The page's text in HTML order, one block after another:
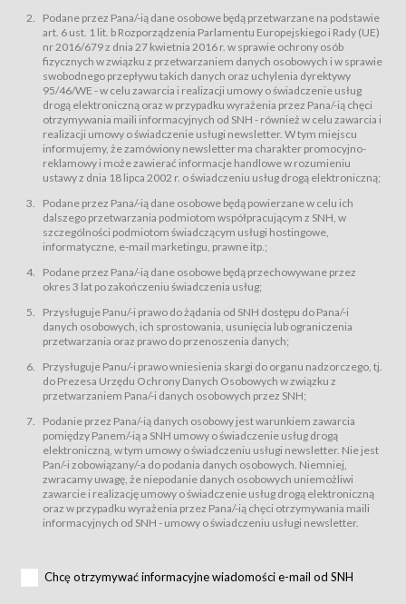
Sklep – sklep internetowy prowadzony przez Usługodawcę w Serwisie;
Regulamin – niniejszy regulamin.
§ 2
Postanowienia ogólne
Regulamin określa zasady:
świadczenia Usługobiorcom Usług przez Usługodawcę, z
zastrzeżeniem usług, o których mowa w ust. 2 pkt. 4 i 5 poniżej, których
zasady świadczenia precyzują odrębne regulaminy,
przetwarzania przez Usługodawcę danych osobowych Usługobiorców
będących osobami fizycznymi.
świadczy Usługi drogą elektroniczną w rozumieniu ustawy z dnia 18 lipca
2002 r. o świadczeniu usług drogą elektroniczną (Dz.U. z 2002 r., Nr 144, poz.
1204, z późń. zm.). Usługi świadczone są nieodpłatnie.
usługę przeglądania i odczytywania przez Usługobiorców materiałów
zamieszczanych w Serwisie,
usługę utrzymywania konta użytkownika w Serwisie,
usługę newsletter,
usługę zawierania na odległość umów nabycia Karnetów i Biletów,
usługę zawierania na odległość umów sprzedaży w Sklepie.
dnia 18 lipca 2002 r. o świadczeniu usług drogą elektroniczną (Dz.U. z 2002
r., Nr 144, poz. 1204, z późń. zm.). Usługi świadczone są nieodpłatnie.
Na zasadach określonych w Regulaminie dostęp do Serwisu jest otwarty dla
Usługobiorca przed rozpoczęciem korzystania z Serwisu jest zobowiązany
zapoznać się z Regulaminem. Założenie konta w Serwisie oraz zamówienie
usługi newsletter za pośrednictwem przeznaczonego do tego formularza
zamieszczonego na stronach Serwisu dostępnych dla wszystkich
Usługobiorców wymaga akceptacji postanowień Regulaminu.
Usługobiorca zobowiązany jest do przestrzegania postanowień Regulaminu
od chwili rozpoczęcia korzystania z Serwisu.
Regulamin jest udostępniony Usługobiorcom nieodpłatnie za
Warunki techniczne korzystania z Usług
Podane przez Pana/-ią dane osobowe będą przetwarzane na podstawie
art. 6 ust. 1 lit. b Rozporządzenia Parlamentu Europejskiego i Rady (UE)
nr 2016/679 z dnia 27 kwietnia 2016 r. w sprawie ochrony osób
fizycznych w związku z przetwarzaniem danych osobowych i w sprawie
swobodnego przepływu takich danych oraz uchylenia dyrektywy
95/46/WE - w celu zawarcia i realizacji umowy o świadczenie usług
drogą elektroniczną oraz w przypadku wyrażenia przez Pana/-ią chęci
otrzymywania maili informacyjnych od SNH - również w celu zawarcia i
realizacji umowy o świadczenie usługi newsletter. W tym miejscu
informujemy, że zamówiony newsletter ma charakter promocyjno-
reklamowy i może zawierać informacje handlowe w rozumieniu
ustawy z dnia 18 lipca 2002 r. o świadczeniu usług drogą elektroniczną;
Podane przez Pana/-ią dane osobowe będą powierzane w celu ich
dalszego przetwarzania podmiotom współpracującym z SNH, w
szczególności podmiotom świadczącym usługi hostingowe,
informatyczne, e-mail marketingu, prawne itp.;
Podane przez Pana/-ią dane osobowe będą przechowywane przez
okres 3 lat po zakończeniu świadczenia usług;
Przysługuje Panu/-i prawo do żądania od SNH dostępu do Pana/-i
danych osobowych, ich sprostowania, usunięcia lub ograniczenia
przetwarzania oraz prawo do przenoszenia danych;
Przysługuje Panu/-i prawo wniesienia skargi do organu nadzorczego, tj.
do Prezesa Urzędu Ochrony Danych Osobowych w związku z
przetwarzaniem Pana/-i danych osobowych przez SNH;
Podanie przez Pana/-ią danych osobowy jest warunkiem zawarcia
pomiędzy Panem/-ią a SNH umowy o świadczenie usług drogą
elektroniczną, w tym umowy o świadczeniu usługi newsletter. Nie jest
Pan/-i zobowiązany/-a do podania danych osobowych. Niemniej,
zwracamy uwagę, że niepodanie danych osobowych uniemożliwi
zawarcie i realizację umowy o świadczenie usług drogą elektroniczną
oraz w przypadku wyrażenia przez Pana/-ią chęci otrzymywania maili
informacyjnych od SNH - umowy o świadczeniu usługi newsletter.
Chcę otrzymywać informacyjne wiadomości e-mail od SNH